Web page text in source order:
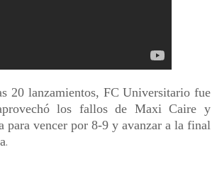
20 lanzamientos, FC Universitario fue
los fallos de Maxi Caire y
para vencer por 8-9 y avanzar a la final
.